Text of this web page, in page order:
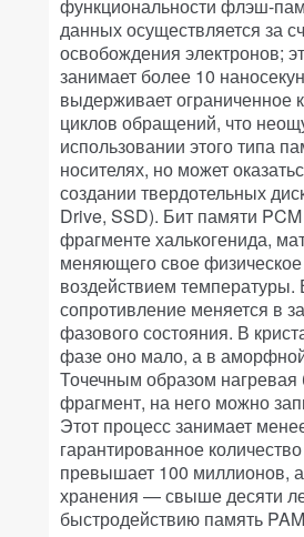
функциональности флэш-
данных осуществляется за
освобождения электронов;
занимает более 10
выдерживает ограниченное
циклов обращений, что
использовании этого типа
носителях, но может
создании твердотельных
Drive, SSD). Бит памяти
фрагменте халькогенида,
меняющего свое
воздействием температуры.
сопротивление меняется в
фазового состояния. В
фазе оно мало, а в
Точечным образом нагревая
фрагмент, на него можно
Этот процесс занимает
гарантированное
превышает 100 миллионов,
хранения — свыше десяти
быстродействию память